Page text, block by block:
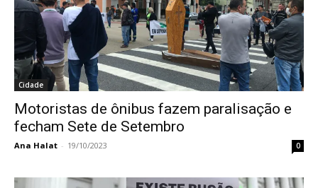
Cidade
Motoristas de ônibus fazem paralisação e
fecham Sete de Setembro
Ana Halat - 19/10/2023 0